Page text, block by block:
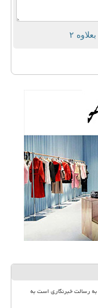
به رسالت خبرنگاری است به